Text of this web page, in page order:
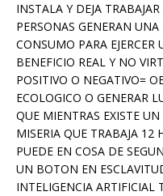
INSTALA Y DEJA
PERSONAS GENERAN
CONSUMO PARA
BENEFICIO REAL Y NO
POSITIVO O NEGATIVO=
ECOLOGICO O GENERAR
QUE MIENTRAS EXISTE
MISERIA QUE TRABAJA 12
PUEDE EN COSA DE
UN BOTON EN
INTELIGENCIA ARTIFICIAL